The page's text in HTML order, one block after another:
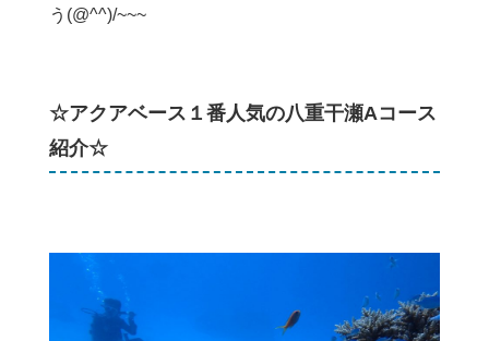
う(@^^)/~~~
☆アクアベース１番人気の八重干瀬Aコース
紹介☆